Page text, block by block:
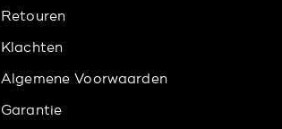
Retouren
Klachten
Algemene Voorwaarden
Garantie